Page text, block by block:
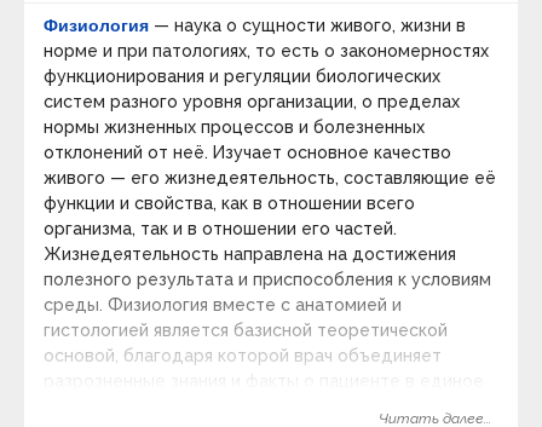
Риторика и Красноречие
Самоконтроль и Самодисциплина
Самообразование и Эрудиция
Самореализация
Самосознание и Я-Концепция
Смысл жизни и Экзистенциализм
Социальная среда
Способности и Ресурсы
Счастье
Уверенность в себе
Утомление и Отдых
Цели и Достижения
Ценность и Идеал
Эмоциональный интеллект
Эмоция и Чувство
Экономика и Бизнес
Физиология — наука о сущности живого, жизни в
норме и при патологиях, то есть о закономерностях
функционирования и регуляции биологических
систем разного уровня организации, о пределах
нормы жизненных процессов и болезненных
отклонений от неё. Изучает основное качество
живого — его жизнедеятельность, составляющие её
функции и свойства, как в отношении всего
организма, так и в отношении его частей.
Жизнедеятельность направлена на достижения
полезного результата и приспособления к условиям
среды. Физиология вместе с анатомией и
гистологией является базисной теоретической
основой, благодаря которой врач объединяет
Читать далее...
общечеловеческого единства.
Категория:Философия истории. keyboard_arrow_down
Видео дня
59 : 00
Красивая фортепианная музыка ~ Расслабляющая